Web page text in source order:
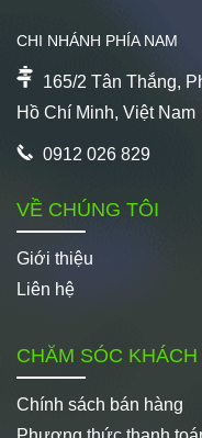
CHI NHÁNH PHÍA NAM
165/2 Tân Thắng,
Hồ Chí Minh, Việt Nam
0912 026 829
VỀ CHÚNG TÔI
Giới thiệu
Liên hệ
CHĂM SÓC KHÁCH
Chính sách bán hàng